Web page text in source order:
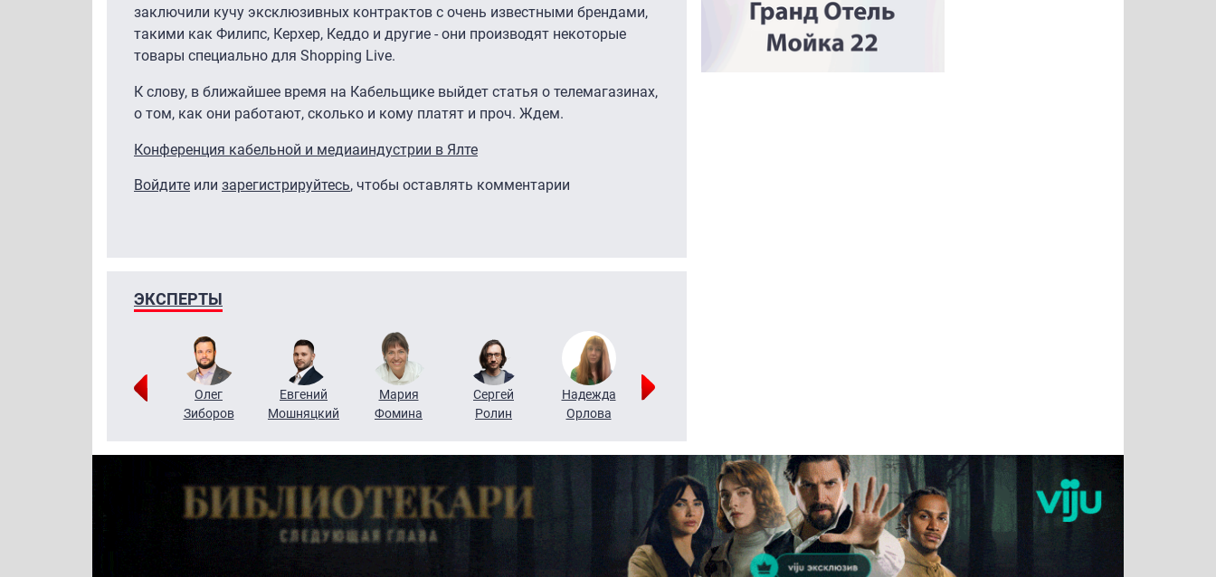
заключили кучу эксклюзивных контрактов с очень известными брендами,
такими как Филипс, Керхер, Кеддо и другие - они производят некоторые
товары специально для Shopping Live.
К слову, в ближайшее время на Кабельщике выйдет статья о телемагазинах,
о том, как они работают, сколько и кому платят и проч. Ждем.
Конференция кабельной и медиаиндустрии в Ялте
Войдите или зарегистрируйтесь, чтобы оставлять комментарии
ЭКСПЕРТЫ
Григорий
Олег
Зиборов
Евгений
Мошняцкий
Мария
Фомина
Сергей
Ролин
Надежда
Орлова